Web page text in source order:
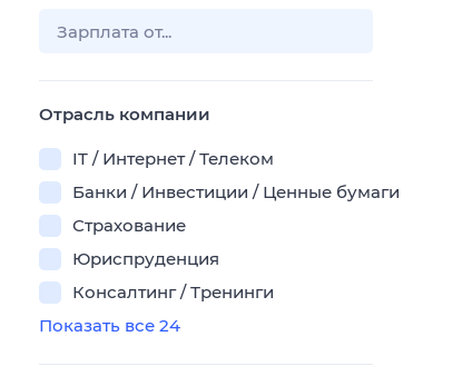
Отрасль компании
IT / Интернет / Телеком
Банки / Инвестиции / Ценные бумаги
Страхование
Юриспруденция
Консалтинг / Тренинги
Показать все 24